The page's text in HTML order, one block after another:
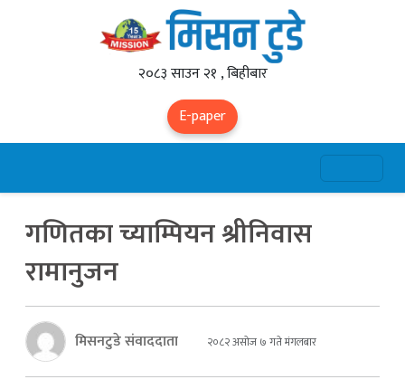
२०८३ साउन २१ , बिहीबार
E-paper
गणितका च्याम्पियन श्रीनिवास
रामानुजन
मिसनटुडे संवाददाता २०८२ असोज ७ गते मंगलबार